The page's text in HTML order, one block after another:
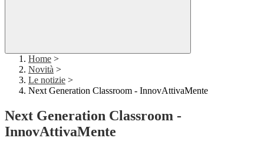
Home >
Novità >
Le notizie >
Next Generation Classroom - InnovAttivaMente
Next Generation Classroom -
InnovAttivaMente